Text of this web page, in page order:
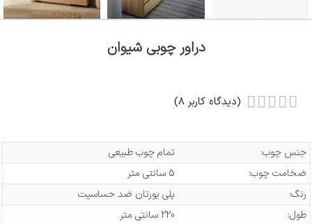
دراور چوبی شیوان
(دیدگاه کاربر 8
)
جنس چوب:
تمام چوب طبیعی
ضخامت چوب:
5 سانتی متر
رنگ:
پلی یورتان ضد حساسیت
طول:
220 سانتی متر